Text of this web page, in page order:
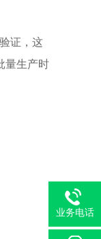
证，这
量生产时
业务电话